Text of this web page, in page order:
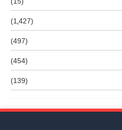
(1٬427)
(497)
(454)
(139)